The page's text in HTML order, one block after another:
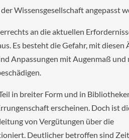
Wissensgesellschaft angepasst
an die aktuellen
Es besteht die Gefahr, mit diesen
Anpassungen mit Augenmaß
in breiter Form und in
erscheinen. Doch ist
von Vergütungen über die
Deutlicher betroffen sind